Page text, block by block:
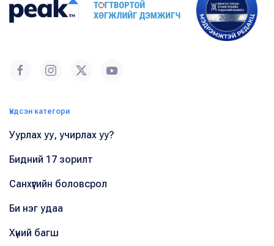
Үндсэн категори
Уурлах уу, учирлах уу?
Бидний 17 зорилт
Санхүүгийн боловсрол
Би нэг удаа
Хүний багш